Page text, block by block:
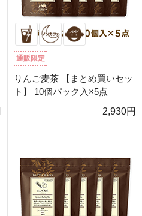
通販限定
りんご麦茶 【まとめ買いセッ
ト】 10個パック入×5点
2,930円